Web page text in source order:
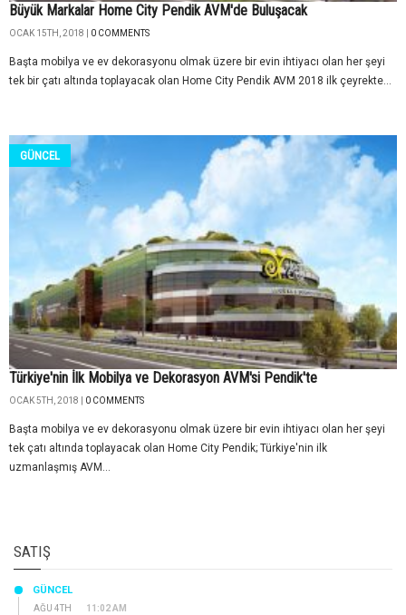
Büyük Markalar Home City Pendik AVM'de Buluşacak
OCAK 15TH, 2018 | 0 COMMENTS
Başta mobilya ve ev dekorasyonu olmak üzere bir evin ihtiyacı olan her şeyi
tek bir çatı altında toplayacak olan Home City Pendik AVM 2018 ilk çeyrekte...
GÜNCEL
Türkiye'nin İlk Mobilya ve Dekorasyon AVM'si Pendik'te
OCAK 5TH, 2018 | 0 COMMENTS
Başta mobilya ve ev dekorasyonu olmak üzere bir evin ihtiyacı olan her şeyi
tek çatı altında toplayacak olan Home City Pendik; Türkiye'nin ilk
uzmanlaşmış AVM...
SATIŞ
AĞU 4TH 11:02 AM
GÜNCEL